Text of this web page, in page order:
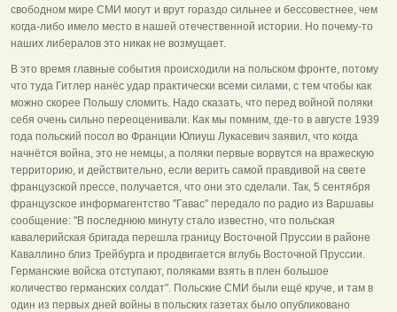
свободном мире СМИ могут и врут гораздо сильнее и бессовестнее, чем
когда-либо имело место в нашей отечественной истории. Но почему-то
наших либералов это никак не возмущает.
В это время главные события происходили на польском фронте, потому
что туда Гитлер нанёс удар практически всеми силами, с тем чтобы как
можно скорее Польшу сломить. Надо сказать, что перед войной поляки
себя очень сильно переоценивали. Как мы помним, где-то в августе 1939
года польский посол во Франции Юлиуш Лукасевич заявил, что когда
начнётся война, это не немцы, а поляки первые ворвутся на вражескую
территорию, и действительно, если верить самой правдивой на свете
французской прессе, получается, что они это сделали. Так, 5 сентября
французское информагентство "Гавас" передало по радио из Варшавы
сообщение: "В последнюю минуту стало известно, что польская
кавалерийская бригада перешла границу Восточной Пруссии в районе
Каваллино близ Трейбурга и продвигается вглубь Восточной Пруссии.
Германские войска отступают, поляками взять в плен большое
количество германских солдат". Польские СМИ были ещё круче, и там в
один из первых дней войны в польских газетах было опубликовано